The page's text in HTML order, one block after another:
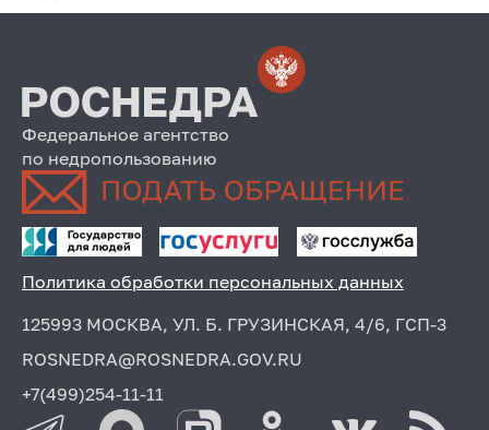
Федеральное агентство
по недропользованию
Политика обработки персональных данных
125993 МОСКВА, УЛ. Б. ГРУЗИНСКАЯ, 4/6, ГСП-3
ROSNEDRA@ROSNEDRA.GOV.RU
+7(499)254-11-11